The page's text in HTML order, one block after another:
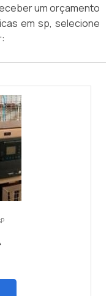
um orçamento
em sp, selecione